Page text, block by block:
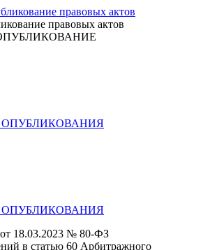
правовых актов
ОПУБЛИКОВАНИЯ
ОПУБЛИКОВАНИЯ
18.03.2023 № 80-ФЗ
в статью 60 Арбитражного